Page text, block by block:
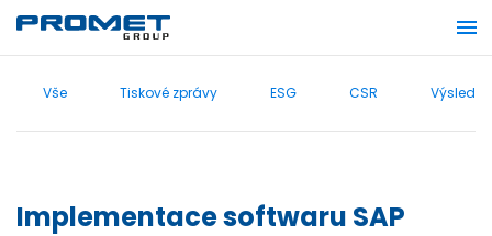
Vše Tiskové zprávy ESG CSR
Implementace softwaru SAP